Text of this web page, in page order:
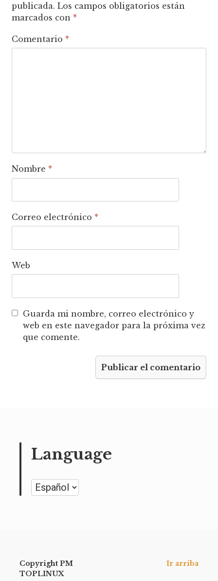
publicada. Los campos obligatorios están
marcados con *
Comentario *
Nombre *
Correo electrónico *
Web
Guarda mi nombre, correo electrónico y
web en este navegador para la próxima vez
que comente.
Language
Language
Copyright PM
TOPLINUX
Ir arriba